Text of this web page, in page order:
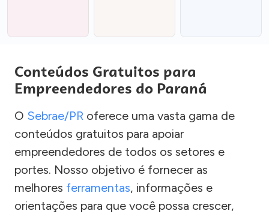
Conteúdos Gratuitos para
Empreendedores do Paraná
O Sebrae/PR oferece uma vasta gama de
conteúdos gratuitos para apoiar
empreendedores de todos os setores e
portes. Nosso objetivo é fornecer as
melhores ferramentas, informações e
orientações para que você possa crescer,